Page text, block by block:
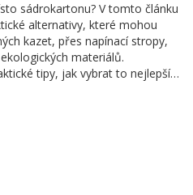
sádrokartonu? V tomto článku
alternativy, které mohou
kazet, přes napínací stropy,
materiálů.
tipy, jak vybrat to nejlepší